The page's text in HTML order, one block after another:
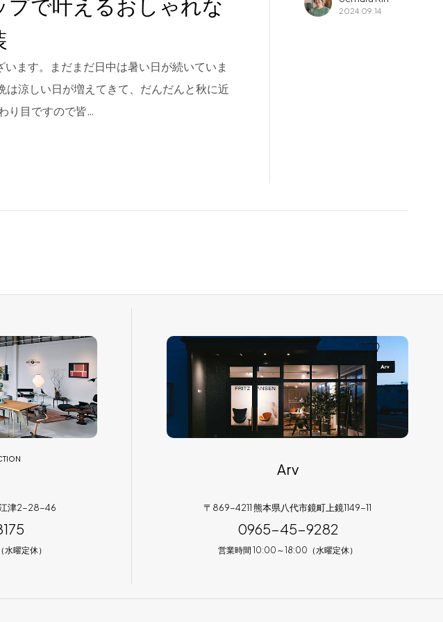
で叶えるおしゃれな
ます。まだまだ日中は暑い日が続いていま
涼しい日が増えてきて、だんだんと秋に近
り目ですので皆…
2024.09.14
津2-28-46
曜定休）
Arv
〒869-4211 熊本県八代市鏡町上鏡1149-11
0965-45-9282
営業時間 10:00～18:00（水曜定休）